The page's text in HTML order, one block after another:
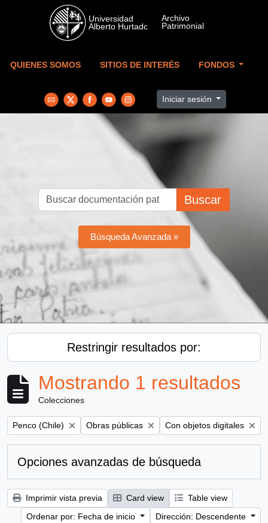
Skip to main content
QUIENES SOMOS SITIOS DE INTERÉS FONDOS
Iniciar sesión
Buscar
Búsqueda Avanzada »
Restringir resultados por:
Mostrando 1 resultados
Colecciones
Remove filter:
Penco (Chile) Remove filter:
Obras públicas Remove filter:
Con objetos digitales
Opciones avanzadas de búsqueda
Imprimir vista previa Card view
Table view
Ordenar por: Fecha de inicio
Dirección: Descendente